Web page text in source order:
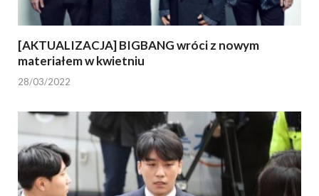
[AKTUALIZACJA] BIGBANG wróci z nowym
materiałem w kwietniu
28/03/2022